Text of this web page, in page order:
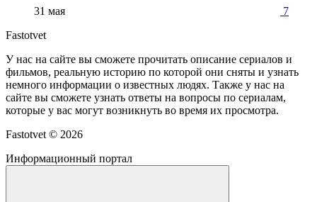
31 мая
7
Fastotvet
У нас на сайте вы сможете прочитать описание сериалов и
фильмов, реальную историю по которой они сняты и узнать
немного информации о известных людях. Также у нас на
сайте вы сможете узнать ответы на вопросы по сериалам,
которые у вас могут возникнуть во время их просмотра.
Fastotvet © 2026
Информационный портал